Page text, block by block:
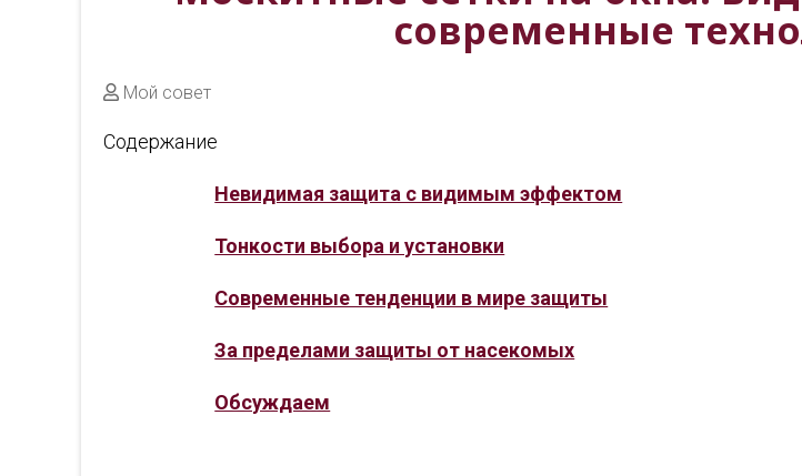
современные
Мой совет
Содержание
Невидимая защита с видимым эффектом
Тонкости выбора и установки
Современные тенденции в мире защиты
За пределами защиты от насекомых
Обсуждаем